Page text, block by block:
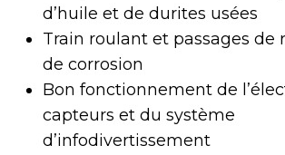
d’huile et de durites usées
Train roulant et passages de
de corrosion
Bon fonctionnement de
capteurs et du système
d’infodivertissement